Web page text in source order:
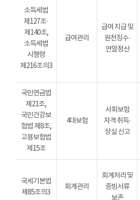
소득세법
제127조·
제140조,
소득세법
시행령
제216조의3
급여관리
급여 지급 및
원천징수·
연말정산
국민연금법
제21조,
국민건강보
험법 제8조,
고용보험법
제15조
4대보험
사회보험
자격 취득·
상실 신고
국세기본법
제85조의3
회계관리
회계처리 및
증빙서류
보존